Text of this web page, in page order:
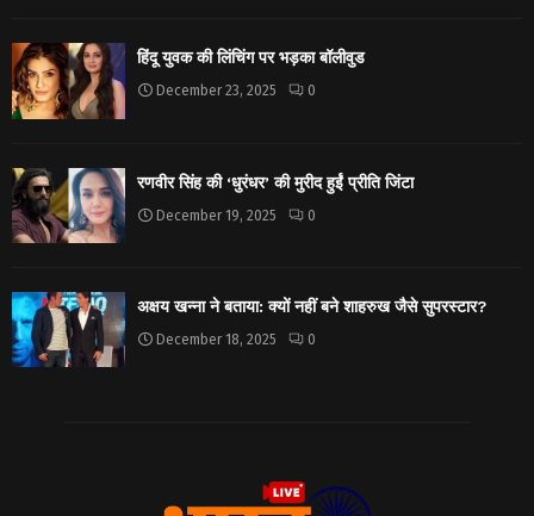
हिंदू युवक की लिंचिंग पर भड़का बॉलीवुड
December 23, 2025 0
रणवीर सिंह की ‘धुरंधर’ की मुरीद हुईं प्रीति जिंटा
December 19, 2025 0
अक्षय खन्ना ने बताया: क्यों नहीं बने शाहरुख जैसे सुपरस्टार?
December 18, 2025 0